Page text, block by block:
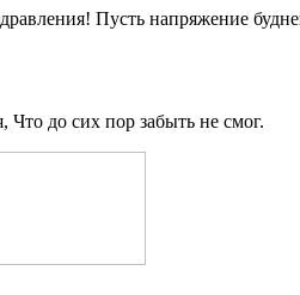
Пусть напряжение
до сих пор забыть не смог.